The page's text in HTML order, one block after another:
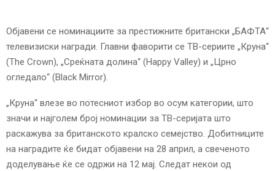
U
Објавени се номинациите за престижните британски „БАФТА“
телевизиски награди. Главни фаворити се ТВ-сериите „Круна“
(The Crown), „Среќната долина“ (Happy Valley) и „Црно
огледало“ (Black Mirror).
„Круна“ влезе во потесниот избор во осум категории, што
значи и најголем број номинации за ТВ-серијата што
раскажува за британското кралско семејство. Добитниците
на наградите ќе бидат објавени на 28 април, а свеченото
доделување ќе се одржи на 12 мај. Следат некои од